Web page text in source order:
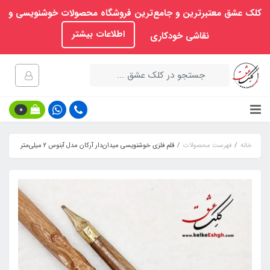
کلک عشق معتبرترین و جامع‌ترین فروشگاه محصولات خوشنویسی و
نقاشی خودکاری
اطلاعات بیشتر
0
خانه فهرست محصولات قلم فلزی خوشنویسی میدان‌دار آرکان مدل آبنوس 2 میلی‌متر